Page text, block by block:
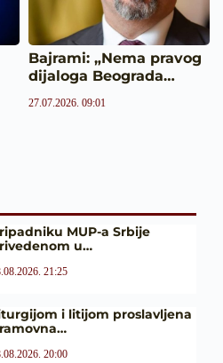
Bajrami: „Nema pravog
dijaloga Beograda…
27.07.2026. 09:01
MUP-a Srbije
u…
21:25
i litijom proslavljena
20:00